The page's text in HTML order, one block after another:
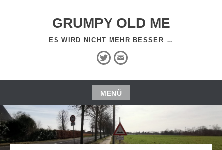
GRUMPY OLD ME
ES WIRD NICHT MEHR BESSER …
Twitter
E-
Mail
MENÜ
Zum
Inhalt
springen